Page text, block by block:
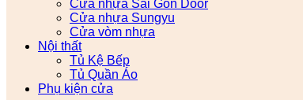
Cửa nhựa Sài Gòn Door
Cửa nhựa Sungyu
Cửa vòm nhựa
Nội thất
Tủ Kệ Bếp
Tủ Quần Áo
Phụ kiện cửa